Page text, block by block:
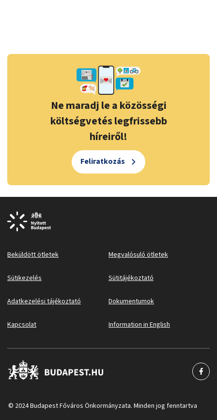
Ne maradj le a közösségi
költségvetés legfrissebb
híreiről!
Feliratkozás
Beküldött ötletek Megvalósuló ötletek
Sütikezelés Sütitájékoztató
Adatkezelési tájékoztató Dokumentumok
Kapcsolat Information in English
© 2024 Budapest Főváros Önkormányzata. Minden jog fenntartva